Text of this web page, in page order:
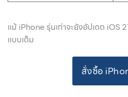
แม้ iPhone รุ่นเก่าจะยังอัปเดต iOS
แบบเต็ม
สั่งซื้อ